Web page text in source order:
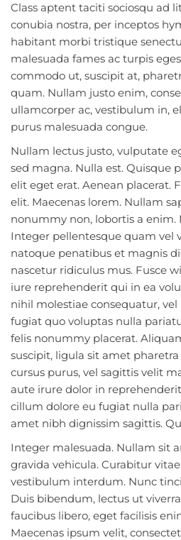
Class aptent taciti sociosqu ad
conubia nostra, per inceptos
habitant morbi tristique
malesuada fames ac turpis
commodo ut, suscipit at,
quam. Nullam justo enim,
ullamcorper ac, vestibulum in,
purus malesuada congue.
Nullam lectus justo, vulputate
sed magna. Nulla est. Quisque
elit eget erat. Aenean placerat.
elit. Maecenas lorem. Nullam
nonummy non, lobortis a enim.
Integer pellentesque quam vel
natoque penatibus et magnis
nascetur ridiculus mus. Fusce
iure reprehenderit qui in ea
nihil molestiae consequatur,
fugiat quo voluptas nulla
felis nonummy placerat.
suscipit, ligula sit amet
cursus purus, vel sagittis velit
aute irure dolor in
cillum dolore eu fugiat nulla
amet nibh dignissim sagittis.
Integer malesuada. Nullam sit
gravida vehicula. Curabitur
vestibulum interdum. Nunc
Duis bibendum, lectus ut
faucibus libero, eget facilisis
Maecenas ipsum velit,